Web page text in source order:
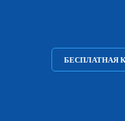
БЕСПЛАТНАЯ